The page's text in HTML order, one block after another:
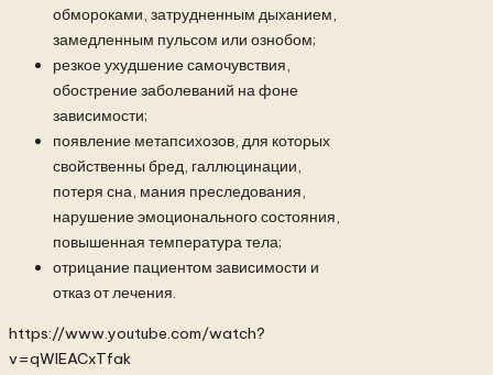
обмороками, затрудненным дыханием,
замедленным пульсом или ознобом;
резкое ухудшение самочувствия,
обострение заболеваний на фоне
зависимости;
появление метапсихозов, для которых
свойственны бред, галлюцинации,
потеря сна, мания преследования,
нарушение эмоционального состояния,
повышенная температура тела;
отрицание пациентом зависимости и
отказ от лечения.
https://www.youtube.com/watch?
v=qWIEACxTfak